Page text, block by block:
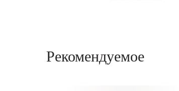
Рекомендуемое